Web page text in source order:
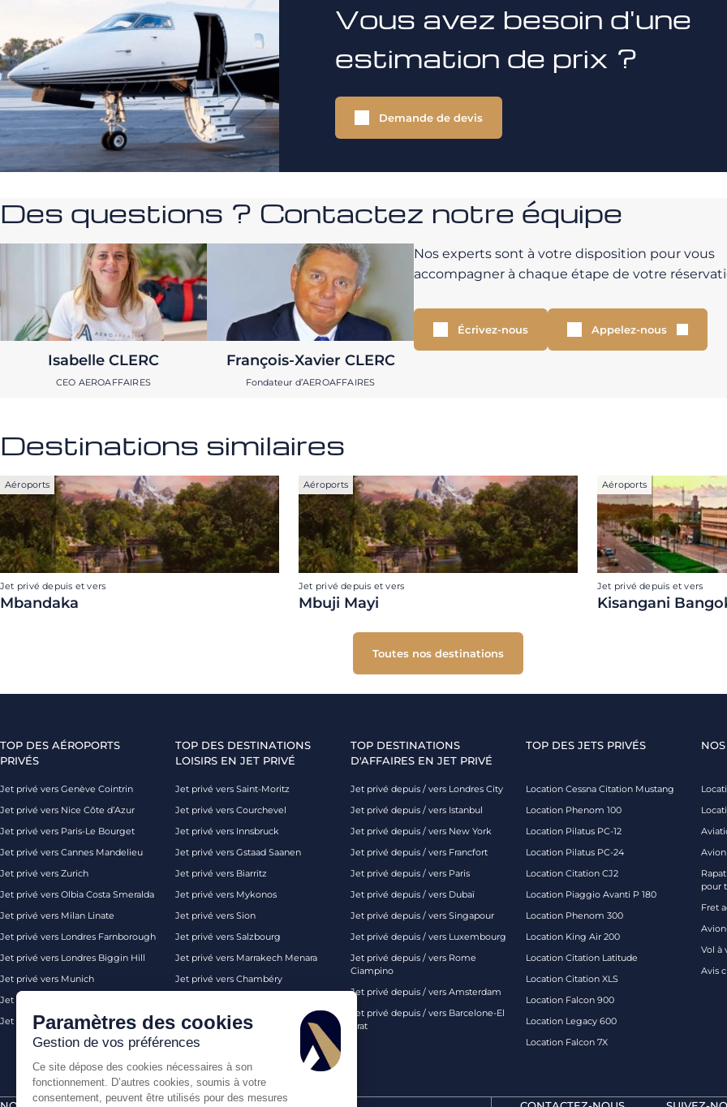
Vous avez besoin d'une
estimation de prix ?
Demande de devis
Des questions ? Contactez notre équipe
Isabelle CLERC
CEO AEROAFFAIRES
François-Xavier CLERC
Fondateur d’AEROAFFAIRES
Nos experts sont à votre disposition pour vous
accompagner à chaque étape de votre
Écrivez-nous Appelez-nous
Destinations similaires
Aéroports
Jet privé depuis et vers
Mbandaka
Aéroports
Jet privé depuis et vers
Mbuji Mayi
Aéroports
Jet privé depuis et vers
Kisangani
Toutes nos destinations
TOP DES AÉROPORTS
PRIVÉS
Jet privé vers Genève Cointrin
Jet privé vers Nice Côte d’Azur
Jet privé vers Paris-Le Bourget
Jet privé vers Cannes Mandelieu
Jet privé vers Zurich
Jet privé vers Olbia Costa Smeralda
Jet privé vers Milan Linate
Jet privé vers Londres Farnborough
Jet privé vers Londres Biggin Hill
Jet privé vers Munich
Jet privé vers Monaco
Jet privé vers Palma de Majorque
TOP DES DESTINATIONS
LOISIRS EN JET PRIVÉ
Jet privé vers Saint-Moritz
Jet privé vers Courchevel
Jet privé vers Innsbruck
Jet privé vers Gstaad Saanen
Jet privé vers Biarritz
Jet privé vers Mykonos
Jet privé vers Sion
Jet privé vers Salzbourg
Jet privé vers Marrakech Menara
Jet privé vers Chambéry
Jet privé vers Londres
TOP DESTINATIONS
D'AFFAIRES EN JET PRIVÉ
Jet privé depuis / vers Londres City
Jet privé depuis / vers Istanbul
Jet privé depuis / vers New York
Jet privé depuis / vers Francfort
Jet privé depuis / vers Paris
Jet privé depuis / vers Dubaï
Jet privé depuis / vers Singapour
Jet privé depuis / vers Luxembourg
Jet privé depuis / vers Rome
Ciampino
Jet privé depuis / vers Amsterdam
Jet privé depuis / vers Barcelone-El
Prat
TOP DES JETS PRIVÉS
Location Cessna Citation Mustang
Location Phenom 100
Location Pilatus PC-12
Location Pilatus PC-24
Location Citation CJ2
Location Piaggio Avanti P 180
Location Phenom 300
Location King Air 200
Location Citation Latitude
Location Citation XLS
Location Falcon 900
Location Legacy 600
Location Falcon 7X
pour
Fret
Vol à
Avis
Paramètres des cookies
Gestion de vos préférences
Ce site dépose des cookies nécessaires à son
fonctionnement. D’autres cookies, soumis à votre
consentement, peuvent être utilisés pour des mesures